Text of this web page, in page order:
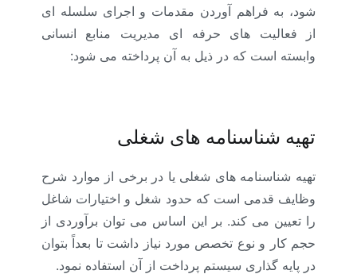
شود، به فراهم آوردن مقدمات و اجرای سلسله ای
از فعالیت های حرفه ای مدیریت منابع انسانی
وابسته است که در ذیل به آن پرداخته می شود:
تهیه شناسنامه های شغلی
تهیه شناسنامه های شغلی یا در برخی از موارد شرح
وظایف قدمی است که حدود شغل و اختیارات شاغل
را تعیین می کند. بر این اساس می توان برآوردی از
حجم کار و نوع تخصص مورد نیاز داشت تا بعداً بتوان
در پایه گذاری سیستم پرداخت از آن استفاده نمود.